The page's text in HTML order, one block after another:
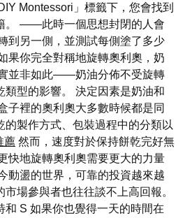
Montessori」標籤下，您會找到
。 ——此時一個思想封閉的人會
到另一側，並測試每側塗了多少
果你完全對稱地旋轉奧利奧，奶
並非如此——奶油分佈不受旋轉
類型的影響。 決定因素是奶油和
子裡的奧利奧大多數時候都是同
的製作方式、包裝過程中的分類以
薦 然而，速度對於保持餅乾完好無
快地旋轉奧利奧需要更大的力量
動盪的世界，可靠的投資越來越
場參與者也往往談不上高回報。
和 S 如果你也覺得一天的時間在